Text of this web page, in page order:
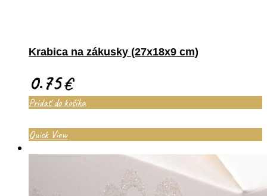
Krabica na zákusky (27x18x9 cm)
0.75€
Pridať do košíka
Quick View